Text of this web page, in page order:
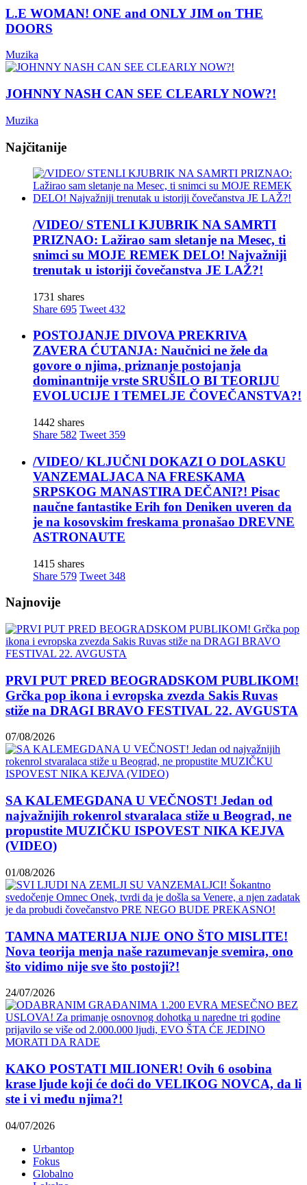
L.E WOMAN! ONE and ONLY JIM on THE
DOORS
Muzika
JOHNNY NASH CAN SEE CLEARLY NOW?!
Muzika
Najčitanije
/VIDEO/ STENLI KJUBRIK NA SAMRTI
PRIZNAO: Lažirao sam sletanje na Mesec, ti
snimci su MOJE REMEK DELO! Najvažniji
trenutak u istoriji čovečanstva JE LAŽ?!
1731 shares
Share 695 Tweet 432
POSTOJANJE DIVOVA PREKRIVA
ZAVERA ĆUTANJA: Naučnici ne žele da
govore o njima, priznanje postojanja
dominantnije vrste SRUŠILO BI TEORIJU
EVOLUCIJE I TEMELJE ČOVEČANSTVA?!
1442 shares
Share 582 Tweet 359
/VIDEO/ KLJUČNI DOKAZI O DOLASKU
VANZEMALJACA NA FRESKAMA
SRPSKOG MANASTIRA DEČANI?! Pisac
naučne fantastike Erih fon Deniken uveren da
je na kosovskim freskama pronašao DREVNE
ASTRONAUTE
1415 shares
Share 579 Tweet 348
Najnovije
PRVI PUT PRED BEOGRADSKOM PUBLIKOM!
Grčka pop ikona i evropska zvezda Sakis Ruvas
stiže na DRAGI BRAVO FESTIVAL 22. AVGUSTA
07/08/2026
SA KALEMEGDANA U VEČNOST! Jedan od
najvažnijih rokenrol stvaralaca stiže u Beograd, ne
propustite MUZIČKU ISPOVEST NIKA KEJVA
(VIDEO)
01/08/2026
TAMNA MATERIJA NIJE ONO ŠTO MISLITE!
Nova teorija menja naše razumevanje svemira, ono
što vidimo nije sve što postoji?!
24/07/2026
KAKO POSTATI MILIONER! Ovih 6 osobina
krase ljude koji će doći do VELIKOG NOVCA, da li
ste i vi među njima?!
04/07/2026
Urbantop
Fokus
Globalno